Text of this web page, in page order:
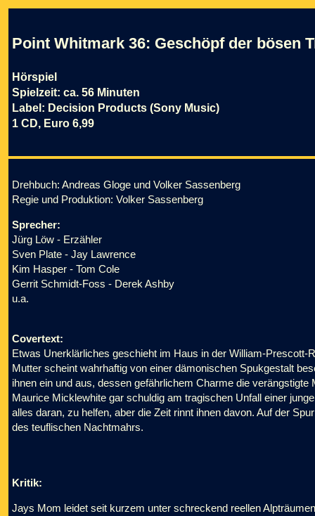
Point Whitmark 36: Geschöpf der bösen
Hörspiel
Spielzeit: ca. 56 Minuten
Label: Decision Products (Sony Music)
1 CD, Euro 6,99
Drehbuch: Andreas Gloge und Volker Sassenberg
Regie und Produktion: Volker Sassenberg
Sprecher:
Jürg Löw - Erzähler
Sven Plate - Jay Lawrence
Kim Hasper - Tom Cole
Gerrit Schmidt-Foss - Derek Ashby
u.a.
Covertext:
Etwas Unerklärliches geschieht im Haus in der William-Prescott-
Mutter scheint wahrhaftig von einer dämonischen Spukgestalt
ihnen ein und aus, dessen gefährlichem Charme die
Maurice Micklewhite gar schuldig am tragischen Unfall einer
alles daran, zu helfen, aber die Zeit rinnt ihnen davon. Auf der
des teuflischen Nachtmahrs.
Kritik:
Jays Mom leidet seit kurzem unter schreckend reellen